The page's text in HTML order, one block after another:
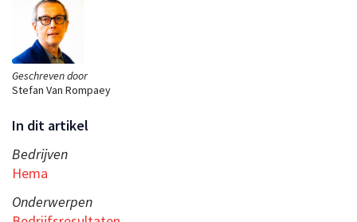
Geschreven door
Stefan Van Rompaey
In dit artikel
Bedrijven
Hema
Onderwerpen